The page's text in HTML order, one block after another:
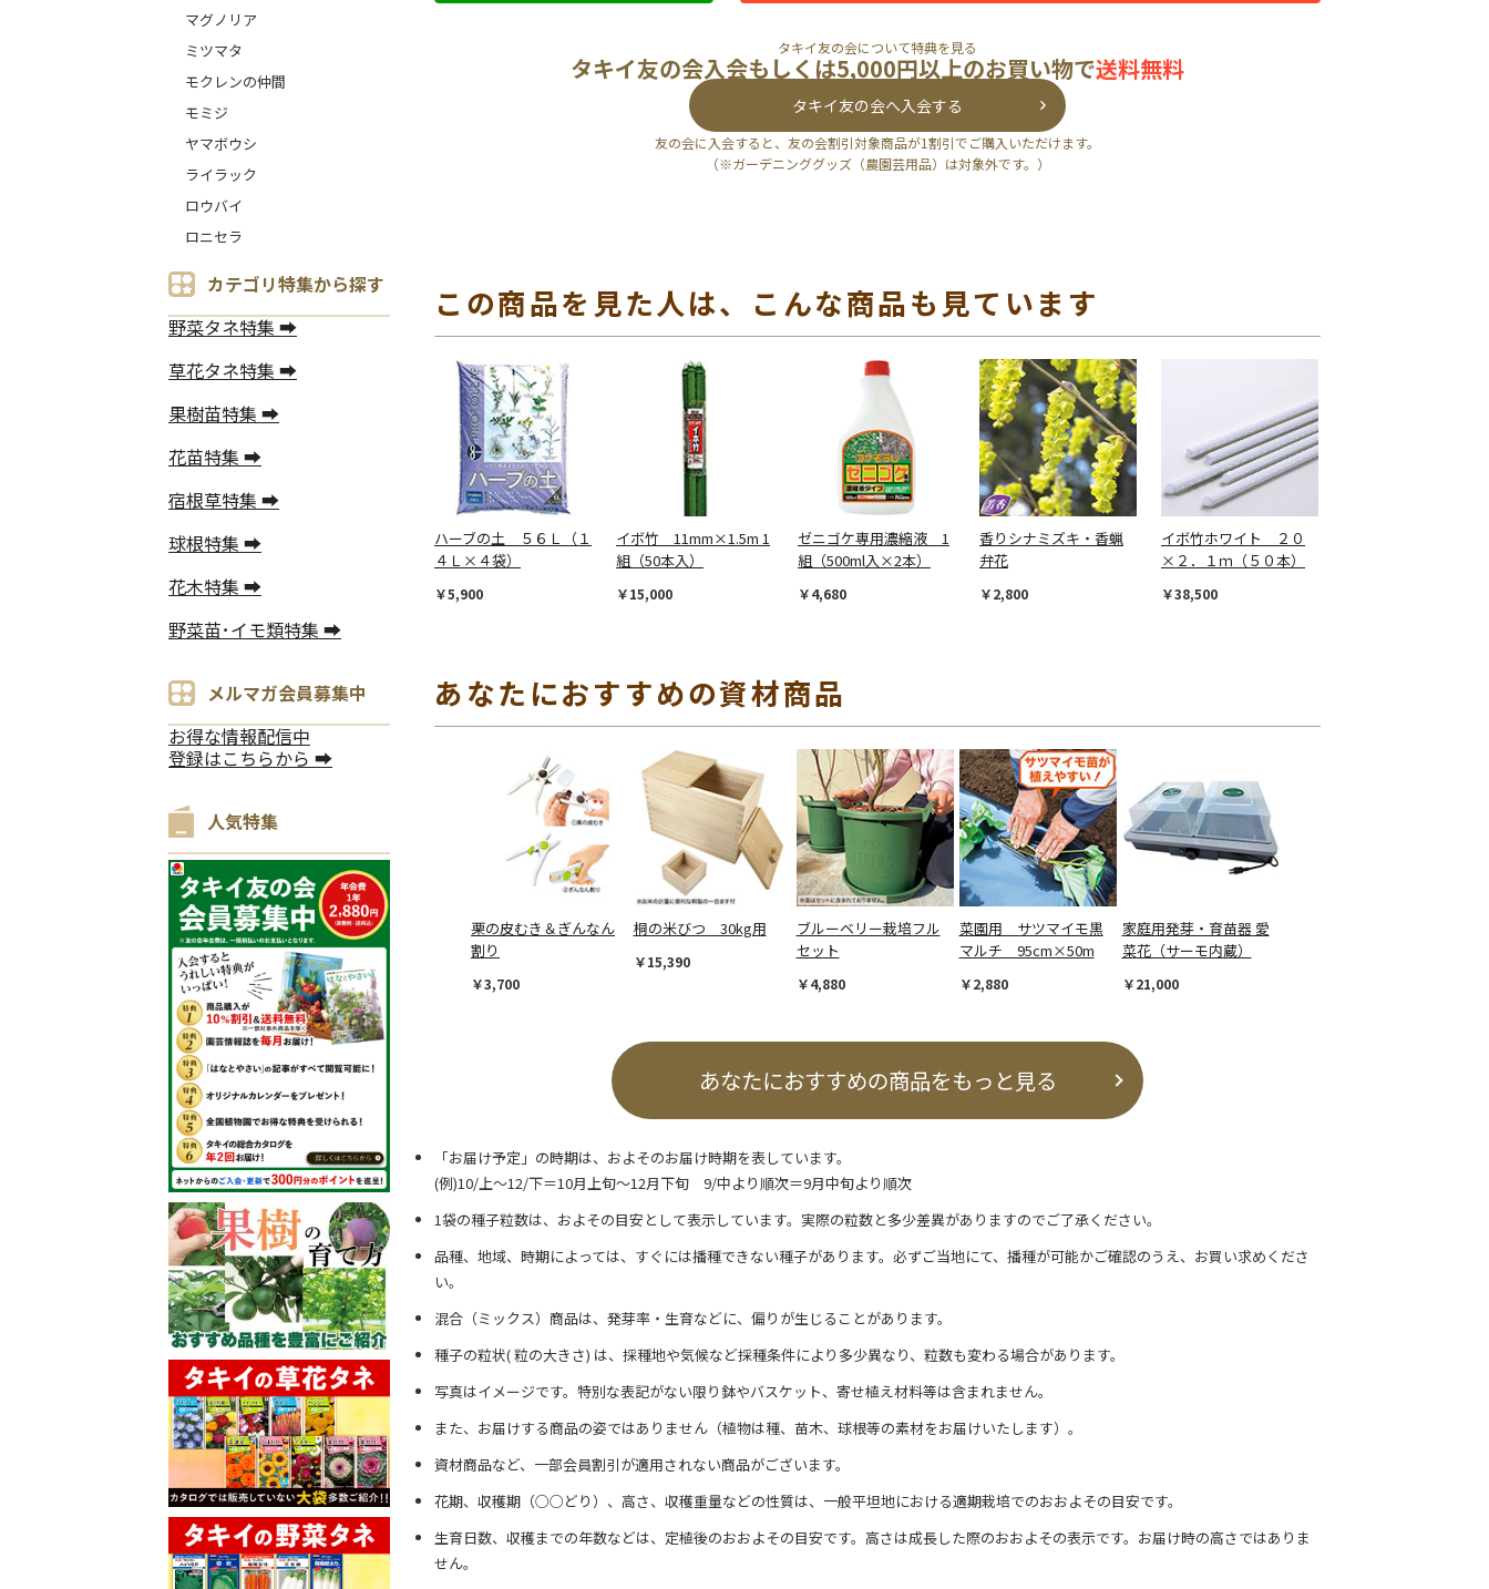
マグノリア
ミツマタ
モクレンの仲間
モミジ
ヤマボウシ
ライラック
ロウバイ
ロニセラ
カテゴリ特集から探す
野菜タネ特集 ➡
草花タネ特集 ➡
果樹苗特集 ➡
花苗特集 ➡
宿根草特集 ➡
球根特集 ➡
花木特集 ➡
野菜苗･イモ類特集 ➡
メルマガ会員募集中
お得な情報配信中
登録はこちらから ➡
人気特集
タキイ友の会について特典を見る
タキイ友の会入会もしくは5,000円以上のお買い物で送料無料
タキイ友の会へ入会する
友の会に入会すると、友の会割引対象商品が1割引でご購入いただけます。
（※ガーデニンググッズ（農園芸用品）は対象外です。）
この商品を見た人は、こんな商品も見ています
ハーブの土 ５６Ｌ（１
４Ｌ×４袋）
￥5,900
イボ竹 11mm×1.5m 1
組（50本入）
￥15,000
ゼニゴケ専用濃縮液 1
組（500ml入×2本）
￥4,680
香りシナミズキ・香蝋
弁花
￥2,800
イボ竹ホワイト ２０
×２．１ｍ（５０本）
￥38,500
あなたにおすすめの資材商品
栗の皮むき＆ぎんなん
割り
￥3,700
桐の米びつ 30kg用
￥15,390
ブルーベリー栽培フル
セット
￥4,880
菜園用 サツマイモ黒
マルチ 95cm×50m
￥2,880
家庭用発芽・育苗器 愛
菜花（サーモ内蔵）
￥21,000
あなたにおすすめの商品をもっと見る
「お届け予定」の時期は、およそのお届け時期を表しています。
(例)10/上～12/下＝10月上旬～12月下旬 9/中より順次＝9月中旬より順次
1袋の種子粒数は、およその目安として表示しています。実際の粒数と多少差異がありますのでご了承ください。
品種、地域、時期によっては、すぐには播種できない種子があります。必ずご当地にて、播種が可能かご確認のうえ、お買い求めくださ
い。
混合（ミックス）商品は、発芽率・生育などに、偏りが生じることがあります。
種子の粒状( 粒の大きさ) は、採種地や気候など採種条件により多少異なり、粒数も変わる場合があります。
写真はイメージです。特別な表記がない限り鉢やバスケット、寄せ植え材料等は含まれません。
また、お届けする商品の姿ではありません（植物は種、苗木、球根等の素材をお届けいたします）。
資材商品など、一部会員割引が適用されない商品がございます。
花期、収穫期（○○どり）、高さ、収穫重量などの性質は、一般平坦地における適期栽培でのおおよその目安です。
生育日数、収穫までの年数などは、定植後のおおよその目安です。高さは成長した際のおおよその表示です。お届け時の高さではありま
せん。